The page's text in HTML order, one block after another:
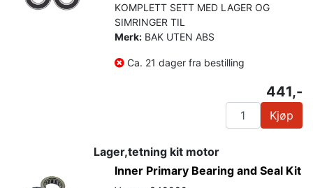
KOMPLETT SETT MED LAGER OG
SIMRINGER TIL
Merk: BAK UTEN ABS
Ca. 21 dager fra bestilling
441,-
Kjøp
Lager,tetning kit motor
Inner Primary Bearing and Seal Kit